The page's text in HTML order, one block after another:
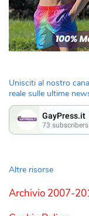
Unisciti al nostro
reale sulle ultime
Altre risorse
Archivio 2007-